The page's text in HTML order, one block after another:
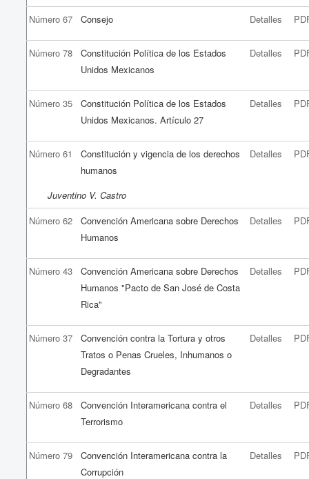
Número 67 Consejo Detalles
Número 78
Constitución Política de los Estados
Unidos Mexicanos
Detalles
Número 35
Constitución Política de los Estados
Unidos Mexicanos. Artículo 27
Detalles
Número 61
Constitución y vigencia de los derechos
humanos
Detalles
Juventino V. Castro
Número 62
Convención Americana sobre Derechos
Humanos
Detalles
Número 43
Convención Americana sobre Derechos
Humanos "Pacto de San José de Costa
Rica"
Detalles
Número 37
Convención contra la Tortura y otros
Tratos o Penas Crueles, Inhumanos o
Degradantes
Detalles
Número 68
Convención Interamericana contra el
Terrorismo
Detalles
Número 79
Convención Interamericana contra la
Corrupción
Detalles